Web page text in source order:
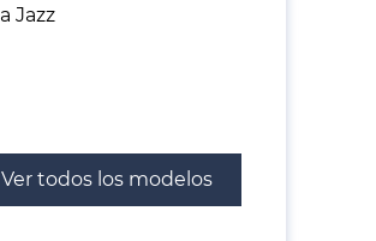
Ver todos los modelos